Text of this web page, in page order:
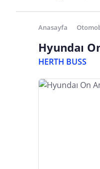
Anasayfa
Hyundaı
HERTH BUSS